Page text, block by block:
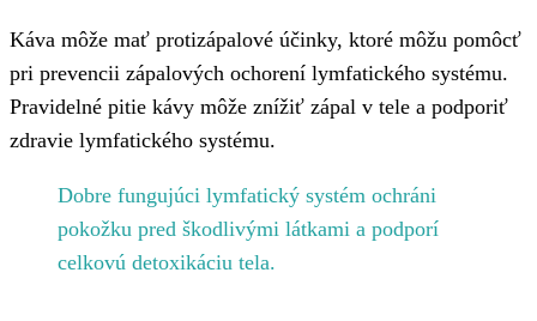
Káva môže mať protizápalové účinky, ktoré môžu pomôcť
pri prevencii zápalových ochorení lymfatického systému.
Pravidelné pitie kávy môže znížiť zápal v tele a podporiť
zdravie lymfatického systému.
Dobre fungujúci lymfatický systém ochráni
pokožku pred škodlivými látkami a podporí
celkovú detoxikáciu tela.